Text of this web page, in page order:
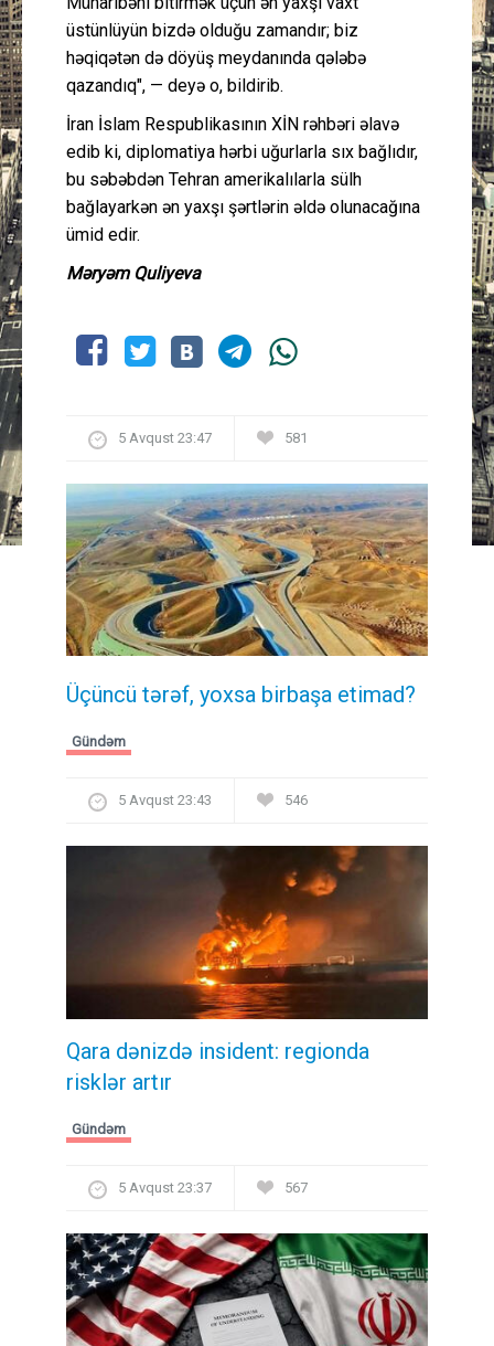
üstünlüyün bizdə olduğu zamandır; biz
həqiqətən də döyüş meydanında qələbə
qazandıq", — deyə o, bildirib.
İran İslam Respublikasının XİN rəhbəri əlavə
edib ki, diplomatiya hərbi uğurlarla sıx bağlıdır,
bu səbəbdən Tehran amerikalılarla sülh
bağlayarkən ən yaxşı şərtlərin əldə olunacağına
ümid edir.
Məryəm Quliyeva
5 Avqust 23:47 581
Üçüncü tərəf, yoxsa birbaşa etimad?
Gündəm
5 Avqust 23:43 546
Qara dənizdə insident: regionda
risklər artır
Gündəm
5 Avqust 23:37 567